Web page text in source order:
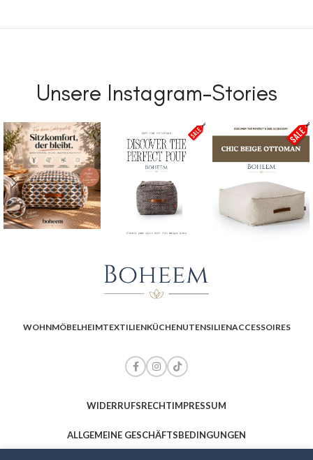
Unsere Instagram-Stories
WOHNMÖBELHEIMTEXTILIENKÜCHENUTENSILIENACCESSOIRES
WIDERRUFSRECHTIMPRESSUM
ALLGEMEINE GESCHÄFTSBEDINGUNGEN